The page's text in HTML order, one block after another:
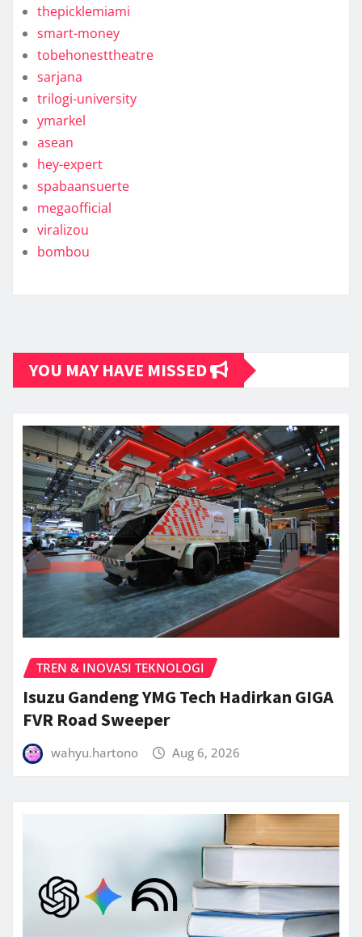
thepicklemiami
smart-money
tobehonesttheatre
sarjana
trilogi-university
ymarkel
asean
hey-expert
spabaansuerte
megaofficial
viralizou
bombou
YOU MAY HAVE MISSED
TREN & INOVASI TEKNOLOGI
Isuzu Gandeng YMG Tech Hadirkan GIGA
FVR Road Sweeper
wahyu.hartono Aug 6, 2026